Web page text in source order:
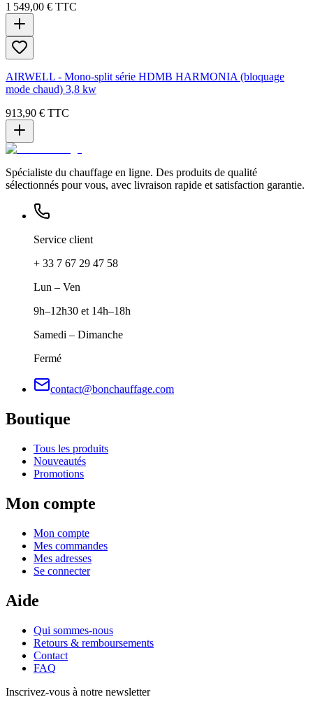
1 549,00 € TTC
AIRWELL - Mono-split série HDMB HARMONIA (bloquage
mode chaud) 3,8 kw
913,90 € TTC
Spécialiste du chauffage en ligne. Des produits de qualité
sélectionnés pour vous, avec livraison rapide et satisfaction garantie.
Service client
+ 33 7 67 29 47 58
Lun – Ven
9h–12h30 et 14h–18h
Samedi – Dimanche
Fermé
contact@bonchauffage.com
Boutique
Tous les produits
Nouveautés
Promotions
Mon compte
Mon compte
Mes commandes
Mes adresses
Se connecter
Aide
Qui sommes-nous
Retours & remboursements
Contact
FAQ
Inscrivez-vous à notre newsletter